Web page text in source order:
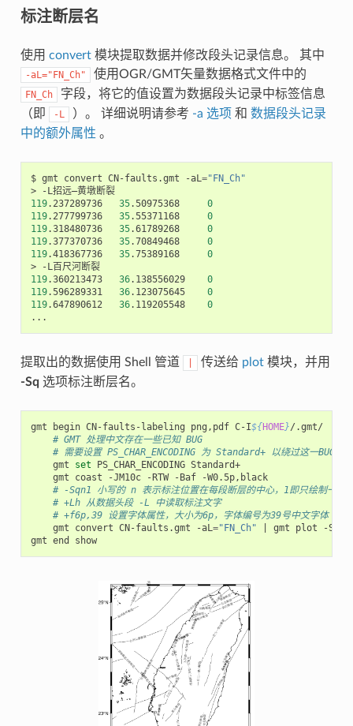
标注断层名
使用 convert模块提取数据并修改段头记录信息。 其中
-aL="FN_Ch" 使用OGR/GMT矢量数据格式文件中的
FN_Ch
字段，将它的值设置为数据段头记录中标签信息
（即
-L ）。 详细说明请参考 -a 选项 和 数据段头记录
中的额外属性 。
$ gmt convert CN-faults.gmt -aL="FN_Ch"
>
-L招远—黄墩断裂
119.237289736 35.50975368
0
119.277799736 35.55371168
0
119.318480736 35.61789268
0
119.377370736 35.70849468
0
119.418367736 35.75389168
0
>
-L百尺河断裂
119.360213473 36.138556029
0
119.596289331 36.123075645
0
119.647890612 36.119205548
0
提取出的数据使用 Shell 管道 传送给 plot模块，并用
-Sq 选项标注断层名。
gmt begin CN-faults-labeling png,pdf C-I${ HOME}
# GMT 处理中文存在一些已知 BUG
# 需要设置 PS_CHAR_ENCODING 为 Standard+ 以绕过这一BUG
gmt
set PS_CHAR_ENCODING
Standard+
gmt
coast -JM10c -RTW -Baf
-W0.5p,black
# -Sqn1 小写的 n 表示标注位置在每段断层的中心，1即只绘制一个
# +Lh 从数据头段 -L 中读取标注文字
# +f6p,39 设置字体属性，大小为6p，字体编号为39号中文字体
gmt
convert CN-faults.gmt -aL="FN_Ch" gmt plot
-
gmt end show